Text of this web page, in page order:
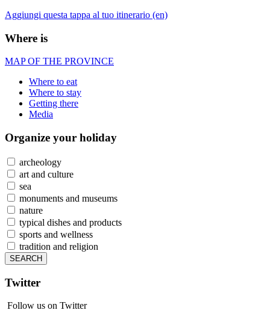
Aggiungi questa tappa al tuo itinerario (en)
Where is
MAP OF THE PROVINCE
Where to eat
Where to stay
Getting there
Media
Organize your holiday
archeology
art and culture
sea
monuments and museums
nature
typical dishes and products
sports and wellness
tradition and religion
Twitter
Follow us on Twitter